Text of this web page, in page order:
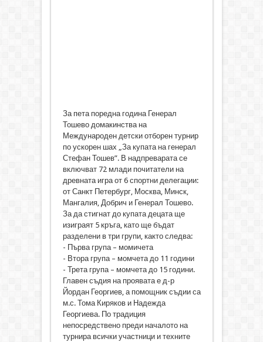
За пета поредна година Генерал
Тошево домакинства на
Международен детски отборен турнир
по ускорен шах „За купата на генерал
Стефан Тошев”. В надпреварата се
включват 72 млади почитатели на
древната игра от 6 спортни делегации:
от Санкт Петербург, Москва, Минск,
Мангалия, Добрич и Генерал Тошево.
За да стигнат до купата децата ще
изиграят 5 кръга, като ще бъдат
разделени в три групи, както следва:
- Първа група – момичета
- Втора група – момчета до 11 години
- Трета група – момчета до 15 години.
Главен съдия на проявата е д-р
Йордан Георгиев, а помощник съдии са
м.с. Тома Киряков и Надежда
Георгиева. По традиция
непосредствено преди началото на
турнира всички участници и техните